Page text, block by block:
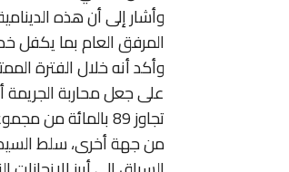
وأشار إلى أن هذه
المرفق العام بما يكفل
على جعل محاربة الجريمة
تجاوز 89 بالمائة من مجموع القضايا المعروضة عليها.
من جهة أخرى، سلط السيد